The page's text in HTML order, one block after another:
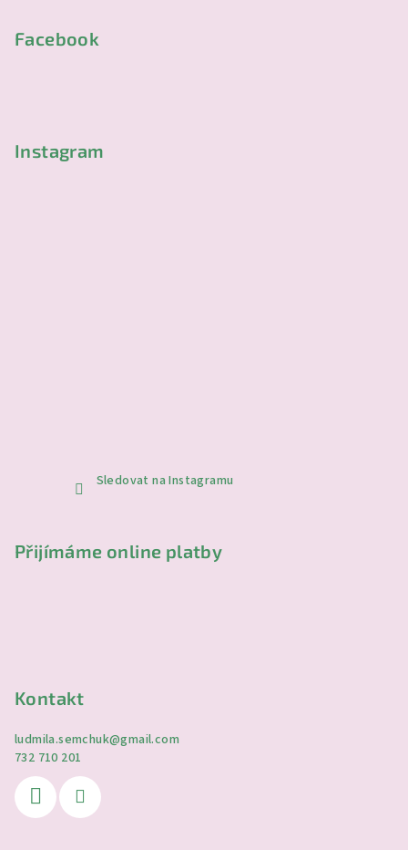
Facebook
Instagram
Sledovat na Instagramu
Přijímáme online platby
Kontakt
ludmila.semchuk@gmail.com
732 710 201